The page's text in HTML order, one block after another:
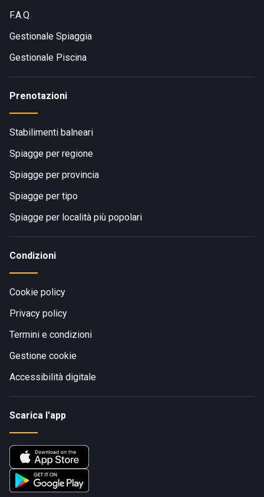
F.A.Q.
Gestionale Spiaggia
Gestionale Piscina
Prenotazioni
Stabilimenti balneari
Spiagge per regione
Spiagge per provincia
Spiagge per tipo
Spiagge per località più popolari
Condizioni
Cookie policy
Privacy policy
Termini e condizioni
Gestione cookie
Accessibilità digitale
Scarica l'app